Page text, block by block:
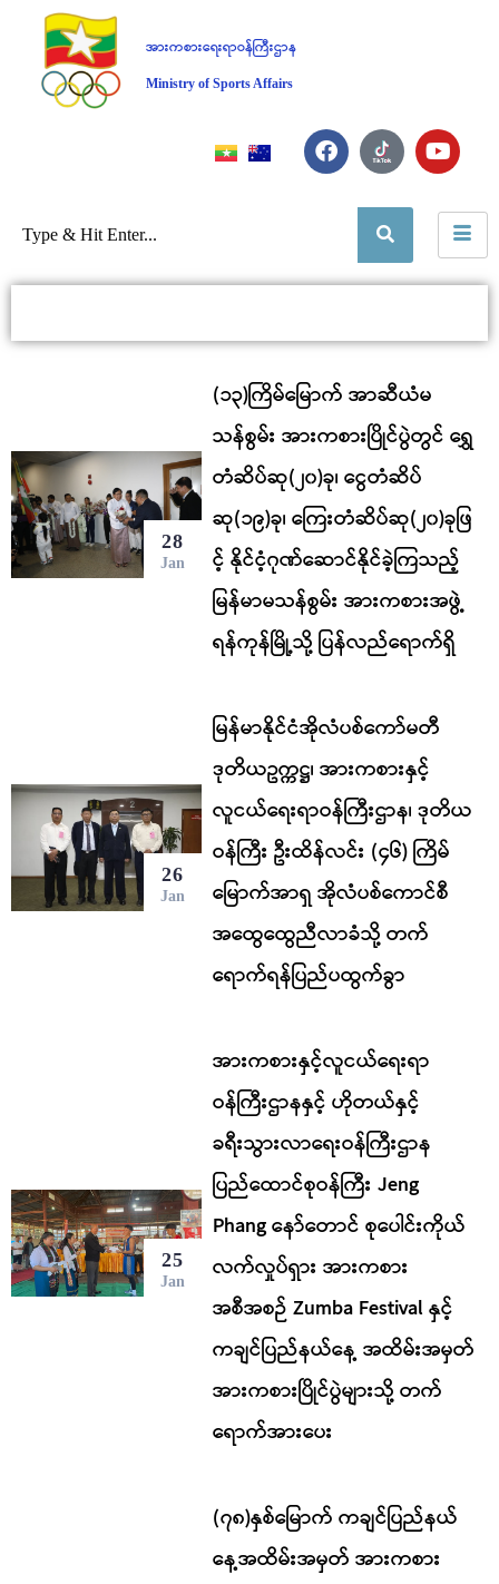
အားကစားရေးရာဝန်ကြီးဌာန
Ministry of Sports Affairs
28
Jan
(၁၃)ကြိမ်မြောက် အာဆီယံမ
သန်စွမ်း အားကစားပြိုင်ပွဲတွင် ရွှေ
တံဆိပ်ဆု(၂၀)ခု၊ ငွေတံဆိပ်
ဆု(၁၉)ခု၊ ကြေးတံဆိပ်ဆု(၂၀)ခုဖြ
င့် နိုင်ငံ့ဂုဏ်‌ဆောင်နိုင်ခဲ့ကြသည့်
မြန်မာမသန်စွမ်း အားကစားအဖွဲ့
ရန်ကုန်မြို့သို့ ပြန်လည်ရောက်ရှိ
26
Jan
မြန်မာနိုင်ငံအိုလံပစ်ကော်မတီ
ဒုတိယဥက္ကဋ္ဌ၊ အားကစားနှင့်
လူငယ်ရေးရာဝန်ကြီးဌာန၊ ဒုတိယ
ဝန်ကြီး ဦးထိန်လင်း (၄၆) ကြိမ်
မြောက်အာရှ အိုလံပစ်ကောင်စီ
အထွေထွေညီလာခံသို့ တက်
ရောက်ရန်ပြည်ပထွက်ခွာ
25
Jan
အားကစားနှင့်လူငယ်ရေးရာ
ဝန်ကြီးဌာနနှင့် ဟိုတယ်နှင့်
ခရီးသွားလာရေးဝန်ကြီးဌာန
ပြည်ထောင်စုဝန်ကြီး Jeng
Phang နော်တောင် စုပေါင်းကိုယ်
လက်လှုပ်ရှား အားကစား
အစီအစဉ် Zumba Festival နှင့်
ကချင်ပြည်နယ်နေ့ အထိမ်းအမှတ်
အားကစားပြိုင်ပွဲများသို့ တက်
ရောက်အားပေး
(၇၈)နှစ်မြောက် ကချင်ပြည်နယ်
နေ့အထိမ်းအမှတ် အားကစား